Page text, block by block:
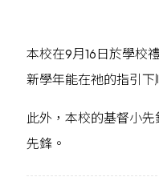
本校在9月16日於學校
新學年能在祂的指引下
此外，本校的基督小
先鋒。